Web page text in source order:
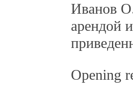
Иванов
арендой
Opening